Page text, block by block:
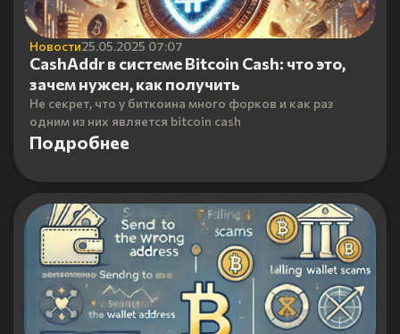
Новости25.05.2025 07:07
CashAddr в системе Bitcoin Cash: что это,
зачем нужен, как получить
Не секрет, что у биткоина много форков и как раз
одним из них является bitcoin cash
Подробнее